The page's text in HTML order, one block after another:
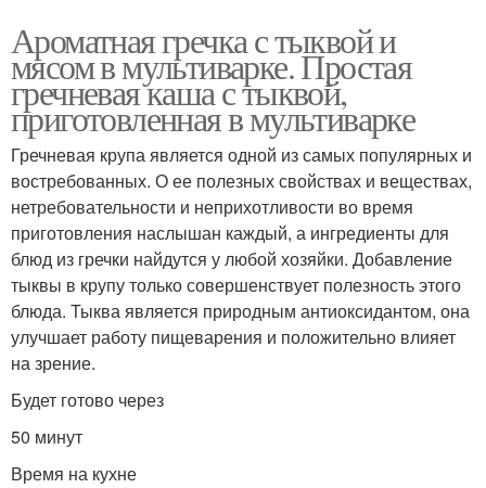
Ароматная гречка с тыквой и
мясом в мультиварке. Простая
гречневая каша с тыквой,
приготовленная в мультиварке
Гречневая крупа является одной из самых популярных и
востребованных. О ее полезных свойствах и веществах,
нетребовательности и неприхотливости во время
приготовления наслышан каждый, а ингредиенты для
блюд из гречки найдутся у любой хозяйки. Добавление
тыквы в крупу только совершенствует полезность этого
блюда. Тыква является природным антиоксидантом, она
улучшает работу пищеварения и положительно влияет
на зрение.
Будет готово через
50 минут
Время на кухне